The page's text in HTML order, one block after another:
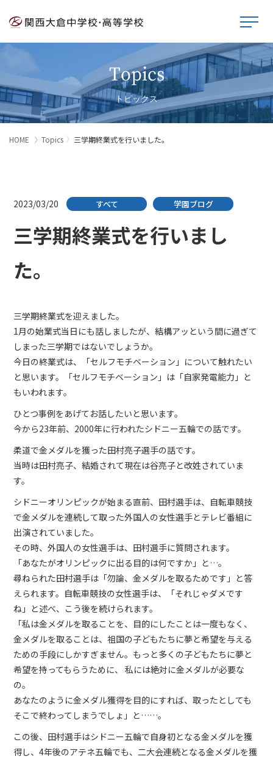
Topics
トピックス
HOME Topics 三学期終業式を行いました。
2023/03/20 すべて 学園ブログ
三学期終業式を行いまし
た。
三学期終業式を迎えました。
1月の始業式当日にも話しましたが、結構アッという間に過ぎて
しまった三学期ではないでしょうか。
今日の終業式は、「セルフモチベーション」について触れたい
と思います。「セルフモチベーション」は「自家発電能力」と
もいわれます。
ひとつ事例をあげてお話したいと思います。
今から23年前、2000年に行われたシドニー五輪での話です。
柔道で金メダルを獲った田村亮子選手の話です。
当時は田村亮子、結婚されて現在は谷亮子と改姓されていま
す。
シドニーオリンピックが始まる直前、田村選手は、自転車競技
で金メダルを連続して取った外国人の女性選手とテレビ番組に
出演されていました。
その時、外国人の女性選手は、田村選手に質問されます。
「あなたがオリンピックに出る目的は何ですか」と…。
尋ねられた田村選手は「勿論、金メダルを取るためです」と答
えられます。自転車競技の女性選手は、「それじゃダメです
ね」と述べ、こう後を続けられます。
「私は金メダルを取ることを、目的にしたことは一度もなく、
金メダルを取ることは、祖国の子どもたちに夢と希望を与える
ための手段にしかすぎません。もっと多くの子どもたちに夢と
希望を持ってもらうために、 私には絶対に金メダルが必要な
の。
あなたのように金メダル獲得を目的にすれば、取ったとしても
そこで終わってしまうでしょ」と……。
この後、田村選手はシドニー五輪で自身初となる金メダルを獲
得し、4年後のアテネ五輪でも、二大会連続となる金メダルを獲